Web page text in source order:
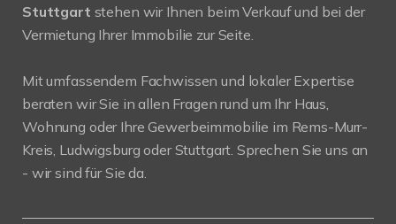
Stuttgart stehen wir Ihnen beim Verkauf und bei der
Vermietung Ihrer Immobilie zur Seite.
Mit umfassendem Fachwissen und lokaler Expertise
beraten wir Sie in allen Fragen rund um Ihr Haus,
Wohnung oder Ihre Gewerbeimmobilie im Rems-Murr-
Kreis, Ludwigsburg oder Stuttgart. Sprechen Sie uns an
- wir sind für Sie da.